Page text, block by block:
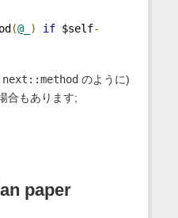
(@_ ) if $self-
のように)
合もあります;
paper